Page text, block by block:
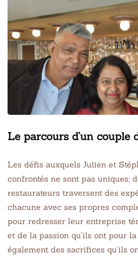
Le parcours d’un couple
Les défis auxquels Julien et
confrontés ne sont pas uniques;
restaurateurs traversent des
chacune avec ses propres
pour redresser leur entreprise
et de la passion qu’ils ont pour
également des sacrifices qu’ils